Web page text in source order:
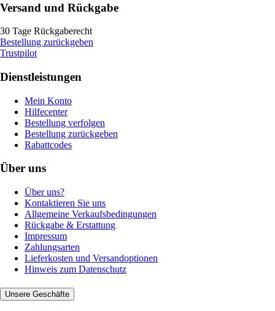
Versand und Rückgabe
30 Tage Rückgaberecht
Bestellung zurückgeben
Trustpilot
Dienstleistungen
Mein Konto
Hilfecenter
Bestellung verfolgen
Bestellung zurückgeben
Rabattcodes
Über uns
Über uns?
Kontaktieren Sie uns
Allgemeine Verkaufsbedingungen
Rückgabe & Erstattung
Impressum
Zahlungsarten
Lieferkosten und Versandoptionen
Hinweis zum Datenschutz
Unsere Geschäfte